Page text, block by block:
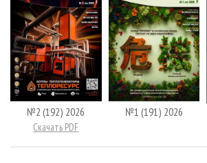
№2 (192) 2026
Скачать PDF
№1 (191) 2026